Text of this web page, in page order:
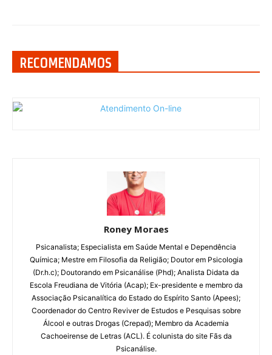
RECOMENDAMOS
Roney Moraes
Psicanalista; Especialista em Saúde Mental e Dependência
Química; Mestre em Filosofia da Religião; Doutor em Psicologia
(Dr.h.c); Doutorando em Psicanálise (Phd); Analista Didata da
Escola Freudiana de Vitória (Acap); Ex-presidente e membro da
Associação Psicanalítica do Estado do Espírito Santo (Apees);
Coordenador do Centro Reviver de Estudos e Pesquisas sobre
Álcool e outras Drogas (Crepad); Membro da Academia
Cachoeirense de Letras (ACL). É colunista do site Fãs da
Psicanálise.